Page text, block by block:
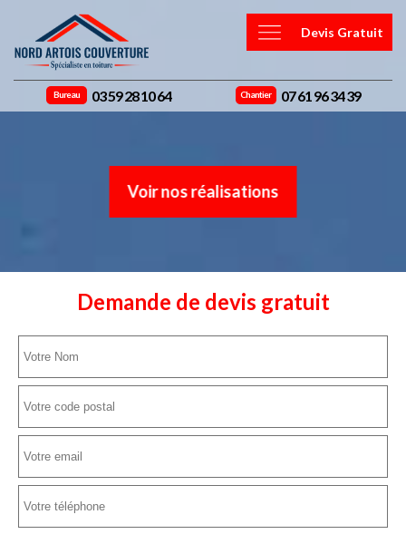
Devis Gratuit
Bureau 03 59 28 10 64 Chantier 07 61 96 34 39
Voir nos réalisations
Demande de devis gratuit